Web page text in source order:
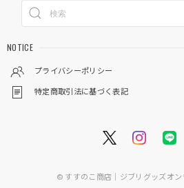
NOTICE
プライバシーポリシー
特定商取引法に基づく表記
© すすのこ商店｜ジブリグッズオ